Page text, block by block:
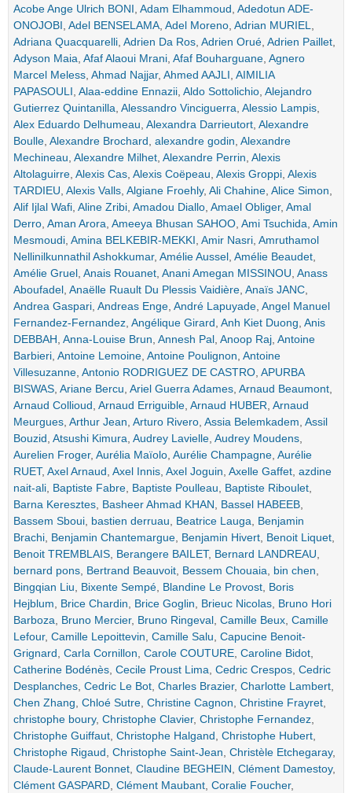
Acobe Ange Ulrich BONI, Adam Elhammoud, Adedotun ADE-
ONOJOBI, Adel BENSELAMA, Adel Moreno, Adrian MURIEL,
Adriana Quacquarelli, Adrien Da Ros, Adrien Orué, Adrien Paillet,
Adyson Maia, Afaf Alaoui Mrani, Afaf Bouharguane, Agnero
Marcel Meless, Ahmad Najjar, Ahmed AAJLI, AIMILIA
PAPASOULI, Alaa-eddine Ennazii, Aldo Sottolichio, Alejandro
Gutierrez Quintanilla, Alessandro Vinciguerra, Alessio Lampis,
Alex Eduardo Delhumeau, Alexandra Darrieutort, Alexandre
Boulle, Alexandre Brochard, alexandre godin, Alexandre
Mechineau, Alexandre Milhet, Alexandre Perrin, Alexis
Altolaguirre, Alexis Cas, Alexis Coëpeau, Alexis Groppi, Alexis
TARDIEU, Alexis Valls, Algiane Froehly, Ali Chahine, Alice Simon,
Alif Ijlal Wafi, Aline Zribi, Amadou Diallo, Amael Obliger, Amal
Derro, Aman Arora, Ameeya Bhusan SAHOO, Ami Tsuchida, Amin
Mesmoudi, Amina BELKEBIR-MEKKI, Amir Nasri, Amruthamol
Nellinilkunnathil Ashokkumar, Amélie Aussel, Amélie Beaudet,
Amélie Gruel, Anais Rouanet, Anani Amegan MISSINOU, Anass
Aboufadel, Anaëlle Ruault Du Plessis Vaidière, Anaïs JANC,
Andrea Gaspari, Andreas Enge, André Lapuyade, Angel Manuel
Fernandez-Fernandez, Angélique Girard, Anh Kiet Duong, Anis
DEBBAH, Anna-Louise Brun, Annesh Pal, Anoop Raj, Antoine
Barbieri, Antoine Lemoine, Antoine Poulignon, Antoine
Villesuzanne, Antonio RODRIGUEZ DE CASTRO, APURBA
BISWAS, Ariane Bercu, Ariel Guerra Adames, Arnaud Beaumont,
Arnaud Collioud, Arnaud Erriguible, Arnaud HUBER, Arnaud
Meurgues, Arthur Jean, Arturo Rivero, Assia Belemkadem, Assil
Bouzid, Atsushi Kimura, Audrey Lavielle, Audrey Moudens,
Aurelien Froger, Aurélia Maïolo, Aurélie Champagne, Aurélie
RUET, Axel Arnaud, Axel Innis, Axel Joguin, Axelle Gaffet, azdine
nait-ali, Baptiste Fabre, Baptiste Poulleau, Baptiste Riboulet,
Barna Keresztes, Basheer Ahmad KHAN, Bassel HABEEB,
Bassem Sboui, bastien derruau, Beatrice Lauga, Benjamin
Brachi, Benjamin Chantemargue, Benjamin Hivert, Benoit Liquet,
Benoit TREMBLAIS, Berangere BAILET, Bernard LANDREAU,
bernard pons, Bertrand Beauvoit, Bessem Chouaia, bin chen,
Bingqian Liu, Bixente Sempé, Blandine Le Provost, Boris
Hejblum, Brice Chardin, Brice Goglin, Brieuc Nicolas, Bruno Hori
Barboza, Bruno Mercier, Bruno Ringeval, Camille Beux, Camille
Lefour, Camille Lepoittevin, Camille Salu, Capucine Benoit-
Grignard, Carla Cornillon, Carole COUTURE, Caroline Bidot,
Catherine Bodénès, Cecile Proust Lima, Cedric Crespos, Cedric
Desplanches, Cedric Le Bot, Charles Brazier, Charlotte Lambert,
Chen Zhang, Chloé Sutre, Christine Cagnon, Christine Frayret,
christophe boury, Christophe Clavier, Christophe Fernandez,
Christophe Guiffaut, Christophe Halgand, Christophe Hubert,
Christophe Rigaud, Christophe Saint-Jean, Christèle Etchegaray,
Claude-Laurent Bonnet, Claudine BEGHEIN, Clément Damestoy,
Clément GASPARD, Clément Maubant, Coralie Foucher,